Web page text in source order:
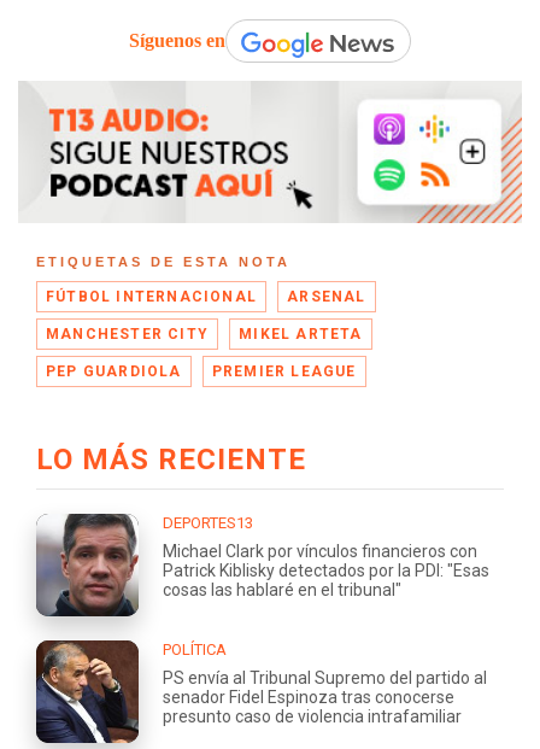
Síguenos en
ETIQUETAS DE ESTA NOTA
FÚTBOL INTERNACIONAL ARSENAL
MANCHESTER CITY MIKEL ARTETA
PEP GUARDIOLA PREMIER LEAGUE
LO MÁS RECIENTE
DEPORTES13
Michael Clark por vínculos financieros con
Patrick Kiblisky detectados por la PDI: "Esas
cosas las hablaré en el tribunal"
POLÍTICA
PS envía al Tribunal Supremo del partido al
senador Fidel Espinoza tras conocerse
presunto caso de violencia intrafamiliar